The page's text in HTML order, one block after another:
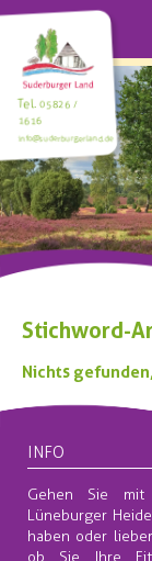
Tel.05826 /
1616
info@suderburgerland.de
Stichword-
Nichts
INFO
Gehen Sie mit
Lüneburger
haben oder
ob Sie Ihre